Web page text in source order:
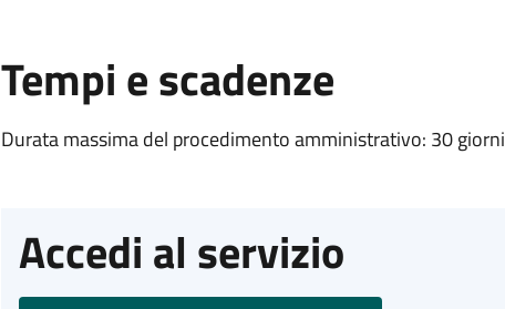
Tempi e scadenze
Durata massima del procedimento amministrativo: 30 giorni
Accedi al servizio